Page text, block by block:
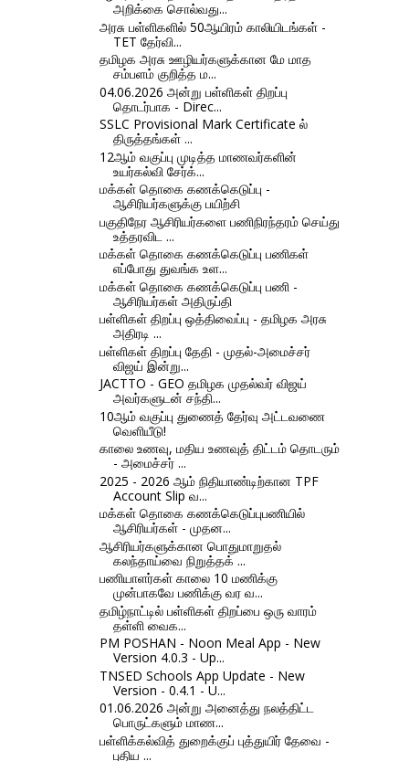
அறிக்கை சொல்வது...
அரசு பள்ளிகளில் 50ஆயிரம் காலியிடங்கள் -
TET தேர்வி...
தமிழக அரசு ஊழியர்களுக்கான மே மாத
சம்பளம் குறித்த ம...
04.06.2026 அன்று பள்ளிகள் திறப்பு
தொடர்பாக - Direc...
SSLC Provisional Mark Certificate ல்
திருத்தங்கள் ...
12ஆம் வகுப்பு முடித்த மாணவர்களின்
உயர்கல்வி சேர்க்...
மக்கள் தொகை கணக்கெடுப்பு -
ஆசிரியர்களுக்கு பயிற்சி
பகுதிநேர ஆசிரியர்களை பணிநிரந்தரம் செய்து
உத்தரவிட ...
மக்கள் தொகை கணக்கெடுப்பு பணிகள்
எப்போது துவங்க உள...
மக்கள் தொகை கணக்கெடுப்பு பணி -
ஆசிரியர்கள் அதிருப்தி
பள்ளிகள் திறப்பு ஒத்திவைப்பு - தமிழக அரசு
அதிரடி ...
பள்ளிகள் திறப்பு தேதி - முதல்-அமைச்சர்
விஜய் இன்று...
JACTTO - GEO தமிழக முதல்வர் விஜய்
அவர்களுடன் சந்தி...
10ஆம் வகுப்பு துணைத் தேர்வு அட்டவணை
வெளியீடு!
காலை உணவு, மதிய உணவுத் திட்டம் தொடரும்
- அமைச்சர் ...
2025 - 2026 ஆம் நிதியாண்டிற்கான TPF
Account Slip வ...
மக்கள் தொகை கணக்கெடுப்புபணியில்
ஆசிரியர்கள் - முதன...
ஆசிரியர்களுக்கான பொதுமாறுதல்
கலந்தாய்வை நிறுத்தக் ...
பணியாளர்கள் காலை 10 மணிக்கு
முன்பாகவே பணிக்கு வர வ...
தமிழ்நாட்டில் பள்ளிகள் திறப்பை ஒரு வாரம்
தள்ளி வைக...
PM POSHAN - Noon Meal App - New
Version 4.0.3 - Up...
TNSED Schools App Update - New
Version - 0.4.1 - U...
01.06.2026 அன்று அனைத்து நலத்திட்ட
பொருட்களும் மாண...
பள்ளிக்கல்வித் துறைக்குப் புத்துயிர் தேவை -
புதிய ...